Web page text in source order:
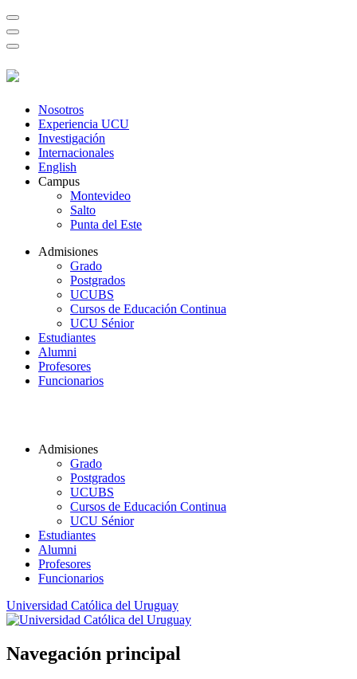
Nosotros
Experiencia UCU
Investigación
Internacionales
English
Campus
Montevideo
Salto
Punta del Este
Admisiones
Grado
Postgrados
UCUBS
Cursos de Educación Continua
UCU Sénior
Estudiantes
Alumni
Profesores
Funcionarios
Admisiones
Grado
Postgrados
UCUBS
Cursos de Educación Continua
UCU Sénior
Estudiantes
Alumni
Profesores
Funcionarios
Universidad Católica del Uruguay
Navegación principal